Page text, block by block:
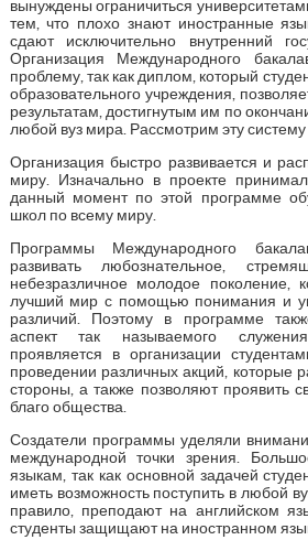
вынуждены ограничиться
тем, что плохо знают иностранные
сдают исключительно внутренний
Организация Международного
проблему, так как диплом, который
образовательного учреждения,
результатам, достигнутым им по
любой вуз мира. Рассмотрим эту
Организация быстро развивается и
миру. Изначально в проекте
данный момент по этой программе
школ по всему миру.
Программы Международного
развивать любознательное,
небезразличное молодое поколение,
лучший мир с помощью понимания и
различий. Поэтому в программе
аспект так называемого
проявляется в организации
проведении различных акций, которые
стороны, а также позволяют проявить
благо общества.
Создатели программы уделяли
международной точки зрения.
языкам, так как основной задачей
иметь возможность поступить в любой
правило, преподают на английском
студенты защищают на иностранном